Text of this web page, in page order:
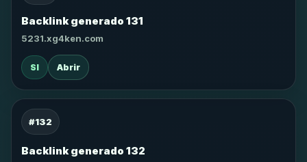
Backlink generado 131
5231.xg4ken.com
SI Abrir
#132
Backlink generado 132